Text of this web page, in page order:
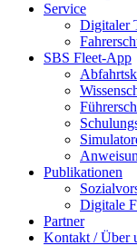
Service
Digitaler
SBS Fleet-App
Publikationen
Digitale
Partner
Kontakt / Über